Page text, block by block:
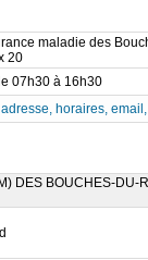
maladie des
20
07h30 à 16h30
horaires,
DES BOUCHES-DU-